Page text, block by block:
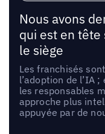
Nous avons
qui est en tête
le siège
Les franchisés
l’adoption de l’IA
les responsables
approche plus
appuyée par de